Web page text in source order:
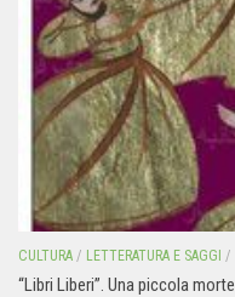
CULTURA / LETTERATURA E SAGGI /
“Libri Liberi”. Una piccola morte